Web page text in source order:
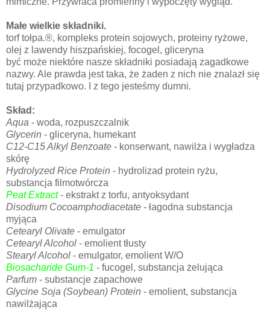
Małe wielkie składniki.
torf tołpa.®, kompleks protein sojowych, proteiny ryżowe,
olej z lawendy hiszpańskiej, focogel, gliceryna
być może niektóre nasze składniki posiadają zagadkowe
nazwy. Ale prawda jest taka, że żaden z nich nie znalazł się
tutaj przypadkowo. I z tego jesteśmy dumni.
Skład:
Aqua - woda, rozpuszczalnik
Glycerin - gliceryna, humekant
C12-C15 Alkyl Benzoate - konserwant, nawilża i wygładza
skórę
Hydrolyzed Rice Protein - hydrolizad protein ryżu,
substancja filmotwórcza
Peat Extract- ekstrakt z torfu, antyoksydant
Disodium Cocoamphodiacetate - łagodna substancja
myjąca
Cetearyl Olivate - emulgator
Cetearyl Alcohol - emolient tłusty
Stearyl Alcohol - emulgator, emolient W/O
Biosacharide Gum-1 - fucogel, substancja żelująca
Parfum - substancje zapachowe
Glycine Soja (Soybean) Protein - emolient, substancja
nawilżająca